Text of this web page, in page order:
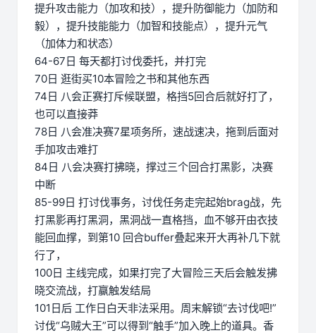
提升攻击能力（加攻和技），提升防御能力（加防和
毅），提升技能能力（加智和技能点），提升元气
（加体力和状态）
64-67日 每天都打讨伐委托，并打完
70日 逛街买10本冒险之书和其他东西
74日 八会正赛打斥候联盟，格挡5回合后就好打了，
也可以直接莽
78日 八会准决赛7星项务所，速战速决，拖到后面对
手加攻击难打
84日 八会决赛打拂晓，撑过三个回合打黑影，决赛
中断
85-99日 打讨伐事务，讨伐任务走完起始brag战，先
打黑影再打黑洞，黑洞战一直格挡，血不够开由衣技
能回血撑，到第10 回合buffer叠起来开大再补几下就
行了，
100日 主线完成，如果打完了大冒险三天后会触发拂
晓交流战，打赢触发结局
101日后 工作日白天非法采用。周末解锁“去讨伐吧!”
讨伐“乌贼大王”可以得到“触手”加入晚上的道具。香